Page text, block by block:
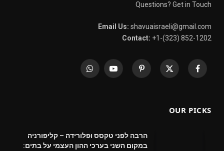
Questions? Get in Touch
Email Us: shavuaisraeli@gmail.com
Contact: +1-(323) 852-1202
Facebook
X
Pinterest
YouTube
WhatsApp
OUR PICKS
הרבה לפני טקסס ופלורידה – קליפורניה
במקום השני בערכי ההון העצמי על בתים: